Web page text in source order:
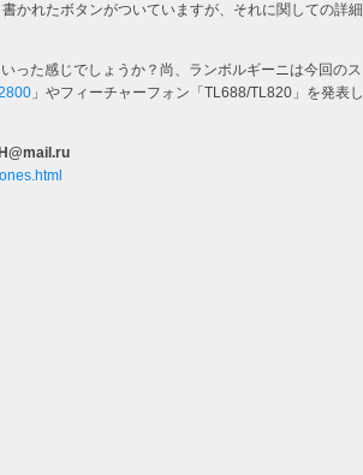
かれたボタンがついていますが、それに関しての詳細
った感じでしょうか？尚、ランボルギーニは今回のス
」やフィーチャーフォン「TL688/TL820」を発表し